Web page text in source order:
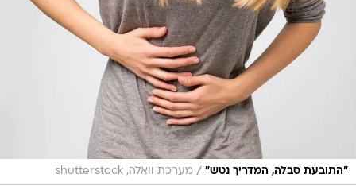
"התובעת סבלה, המדריך נטש" / מערכת וואלה, shutterstock